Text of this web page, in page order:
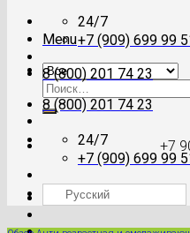
Menu
Искать:
+7
Где моя посылка?
24/7
+7 (909) 699 99
8 (800) 201 74 23
8 (800) 201 74 23
24/7
+7 (909) 699 99
Русский